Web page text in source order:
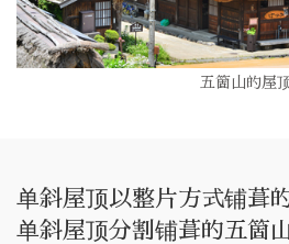
五箇山的屋
单斜屋顶以整片方式铺葺
单斜屋顶分割铺葺的五箇